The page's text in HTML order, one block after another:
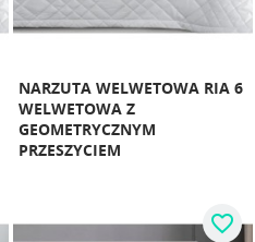
NARZUTA WELWETOWA RIA 6
WELWETOWA Z
GEOMETRYCZNYM
PRZESZYCIEM
favorite_border